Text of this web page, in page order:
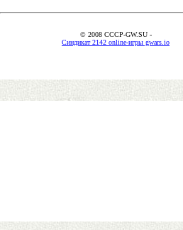
© 2008 CCCP-GW.SU -
Синдикат 2142 online-игры gwars.io